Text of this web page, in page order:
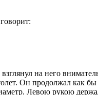
на него
Он продолжал как бы
Левою рукою